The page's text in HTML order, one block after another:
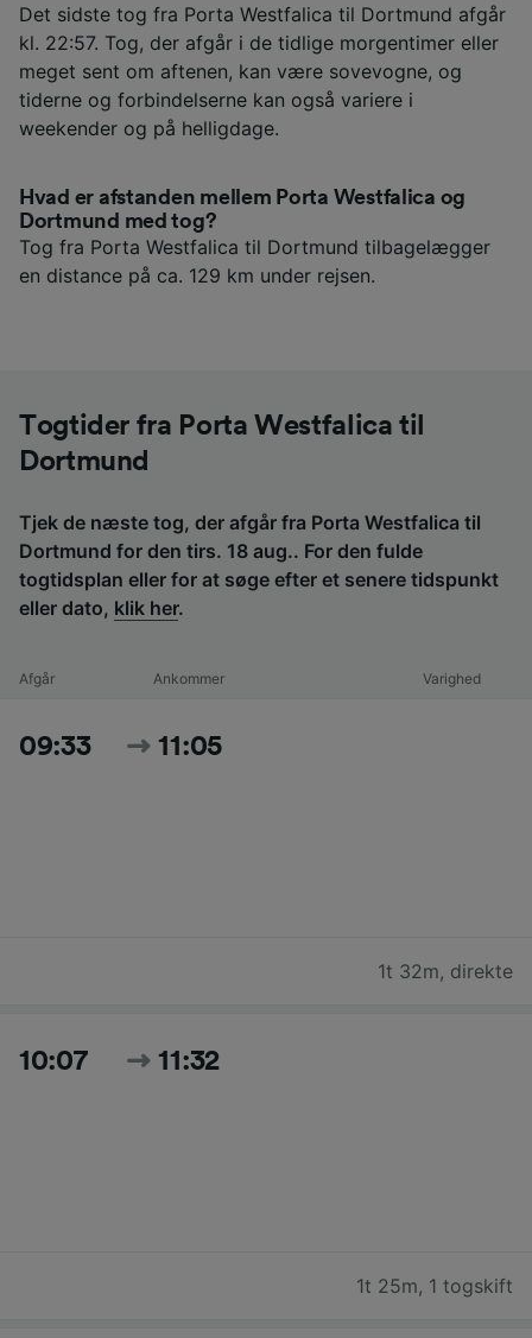
Det sidste tog fra Porta Westfalica til Dortmund afgår
kl. 22:57. Tog, der afgår i de tidlige morgentimer eller
meget sent om aftenen, kan være sovevogne, og
tiderne og forbindelserne kan også variere i
weekender og på helligdage.
Hvad er afstanden mellem Porta Westfalica og
Dortmund med tog?
Tog fra Porta Westfalica til Dortmund tilbagelægger
en distance på ca. 129 km under rejsen.
Togtider fra Porta Westfalica til
Dortmund
Tjek de næste tog, der afgår fra Porta Westfalica til
Dortmund for den tirs. 18 aug.. For den fulde
togtidsplan eller for at søge efter et senere tidspunkt
eller dato, klik her.
Afgår Ankommer Varighed
09:33 11:05
1t 32m, direkte
10:07 11:32
1t 25m, 1 togskift